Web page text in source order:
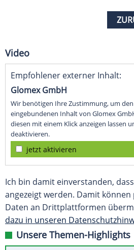
Video
Empfohlener externer Inhalt:
Glomex GmbH
Wir benötigen Ihre Zustimmung, um
eingebundenen Inhalt von Glomex
diesen mit einem Klick anzeigen lassen
deaktivieren.
jetzt aktivieren
Ich bin damit einverstanden,
angezeigt werden. Damit
Daten an Drittplattformen
dazu in unseren
Unsere Themen-Highlights